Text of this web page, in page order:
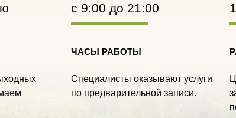
c 9:00 до 21:00
ЧАСЫ РАБОТЫ
Специалисты оказывают услуги
по предварительной записи.